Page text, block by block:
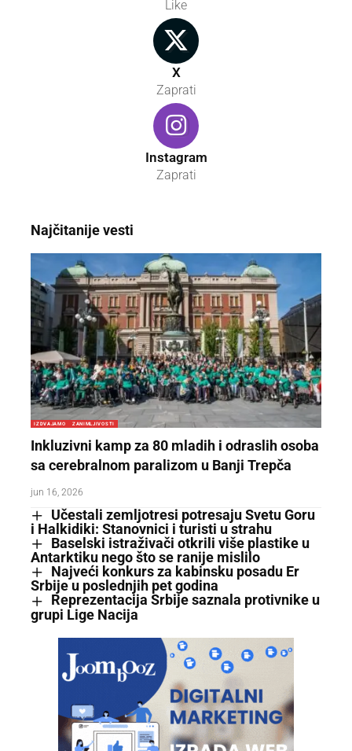
Like
X
Zaprati
Instagram
Zaprati
Najčitanije vesti
IZDVAJAMO ZANIMLJIVOSTI
Inkluzivni kamp za 80 mladih i odraslih osoba
sa cerebralnom paralizom u Banji Trepča
jun 16, 2026
Učestali zemljotresi potresaju Svetu Goru
i Halkidiki: Stanovnici i turisti u strahu
Baselski istraživači otkrili više plastike u
Antarktiku nego što se ranije mislilo
Najveći konkurs za kabinsku posadu Er
Srbije u poslednjih pet godina
Reprezentacija Srbije saznala protivnike u
grupi Lige Nacija